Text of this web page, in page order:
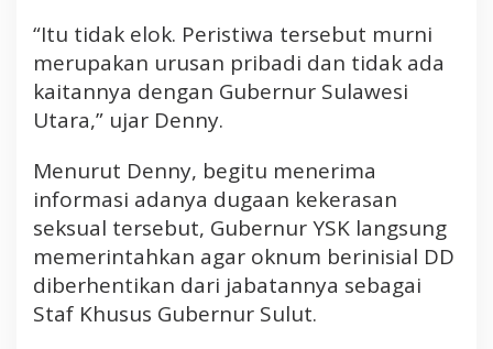
t
i
k
k
n
u
m
S
a
“Itu tidak elok. Peristiwa tersebut murni
merupakan urusan pribadi dan tidak ada
kaitannya dengan Gubernur Sulawesi
Utara,” ujar Denny.
Menurut Denny, begitu menerima
informasi adanya dugaan kekerasan
seksual tersebut, Gubernur YSK langsung
memerintahkan agar oknum berinisial DD
diberhentikan dari jabatannya sebagai
Staf Khusus Gubernur Sulut.